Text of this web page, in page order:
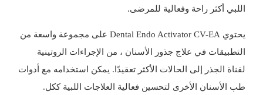
اللبي أكثر راحة وفعالية للمرضى.
يحتوي Dental Endo Activator CV-EA على مجموعة واسعة من
التطبيقات في علاج جذور الأسنان ، من الإجراءات الروتينية
لقناة الجذر إلى الحالات الأكثر تعقيدًا. يمكن استخدامه مع أدوات
طب الأسنان الأخرى لتحسين فعالية العلاجات اللبية ككل.